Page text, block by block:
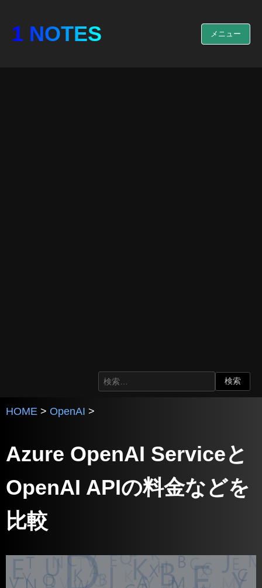
1 NOTES メニュー
HOME > OpenAI >
Azure OpenAI Serviceと
OpenAI APIの料金などを
比較